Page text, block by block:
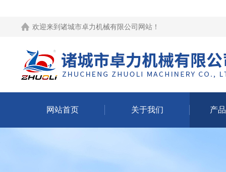
欢迎来到 诸城市卓力机械有限公司网站 ！
网站首页 关于我们 产